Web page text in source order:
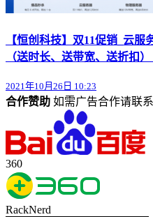
【恒创科技】双11促销_云
（送时长、送带宽、送折扣）
2021年10月26日 10:23
合作赞助 如需广告合作请联系
360
RackNerd